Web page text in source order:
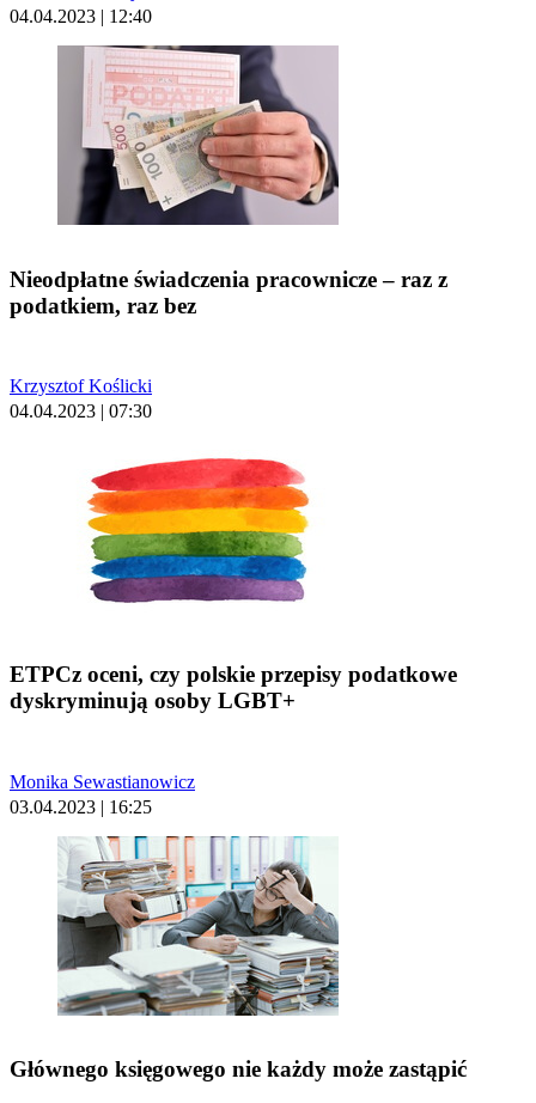
04.04.2023 | 12:40
Nieodpłatne świadczenia pracownicze – raz z
podatkiem, raz bez
Krzysztof Koślicki
04.04.2023 | 07:30
ETPCz oceni, czy polskie przepisy podatkowe
dyskryminują osoby LGBT+
Monika Sewastianowicz
03.04.2023 | 16:25
Głównego księgowego nie każdy może zastąpić